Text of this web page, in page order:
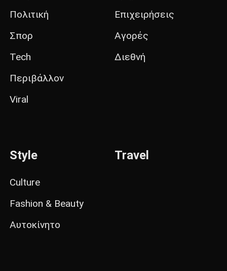
Πολιτική
Σπορ
Tech
Περιβάλλον
Viral
Επιχειρήσεις
Αγορές
Διεθνή
Style
Culture
Fashion & Beauty
Αυτοκίνητο
Travel